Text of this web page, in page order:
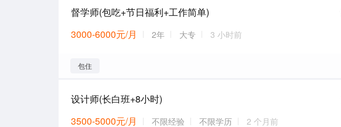
督学师(包吃+节日福利+工作简单)
3000-6000元/月
2年 大专 3 小时前
包住
设计师(长白班+8小时)
3500-5000元/月
不限经验 不限学历 2 个月前